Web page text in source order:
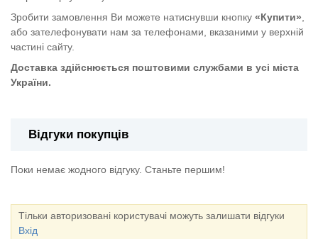
Зробити замовлення Ви можете натиснувши кнопку «Купити»
або зателефонувати нам за телефонами, вказаними у верхній
частині сайту.
Доставка здійснюється поштовими службами в усі міста
України.
Відгуки покупців
Поки немає жодного відгуку. Станьте першим!
Тільки авторизовані користувачі можуть залишати відгуки
Вхід